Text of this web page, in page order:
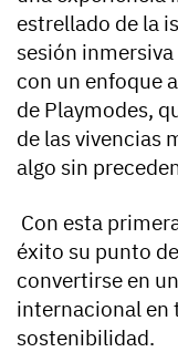
estrellado de la
sesión
con un enfoque
de Playmodes,
de las vivencias
algo sin
Con esta
éxito su punto
convertirse en
internacional en
sostenibilidad.